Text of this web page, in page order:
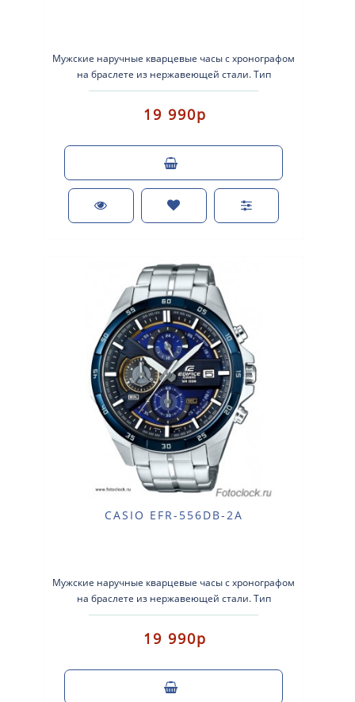
Мужские наручные кварцевые часы с хронографом
на браслете из нержавеющей стали. Тип
механизма: кварцевые. Корпус: нержавеющая
стал..
19 990р
CASIO EFR-556DB-2A
Мужские наручные кварцевые часы с хронографом
на браслете из нержавеющей стали. Тип
механизма: кварцевые. Корпус: нержавеющая
стал..
19 990р